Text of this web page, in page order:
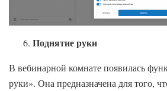
Поднятие руки
В вебинарной комнате появилась
руки». Она предназначена для того,